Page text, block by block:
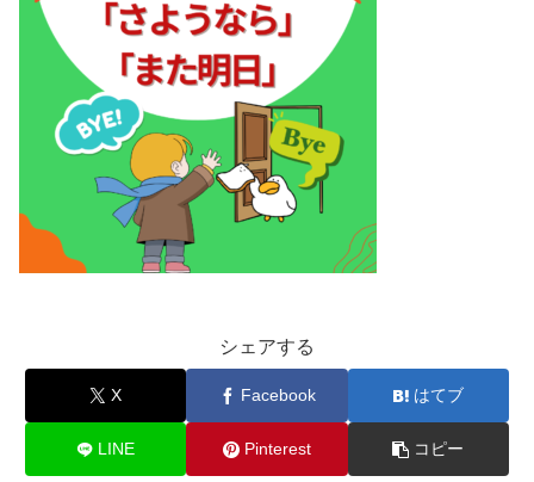
シェアする
X Facebook はてブ
LINE Pinterest コピー